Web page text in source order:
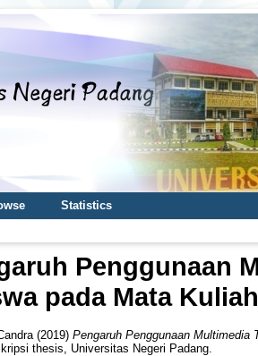
Statistics
Penggunaan
pada Mata
(2019) Pengaruh Penggunaan Multimedia
thesis, Universitas Negeri Padang.